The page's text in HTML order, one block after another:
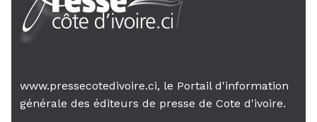
www.pressecotedivoire.ci, le Portail d'information
générale des éditeurs de presse de Cote d'ivoire.